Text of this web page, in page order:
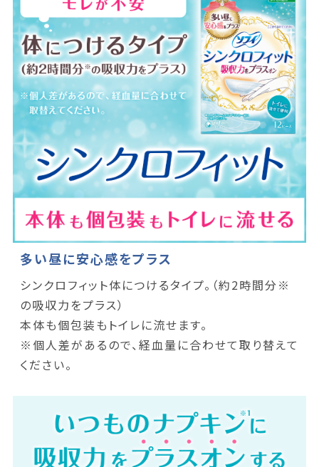
多い昼に安心感をプラス
シンクロフィット体につけるタイプ。（約2時間分※
の吸収力をプラス）
本体も個包装もトイレに流せます。
※個人差があるので、経血量に合わせて取り替えて
ください。